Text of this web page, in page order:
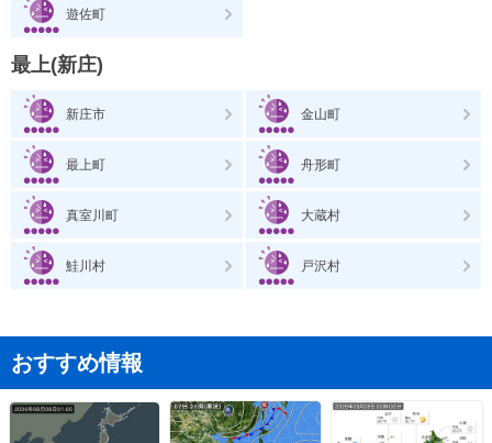
遊佐町
最上(新庄)
新庄市 金山町
最上町 舟形町
真室川町 大蔵村
鮭川村 戸沢村
おすすめ情報